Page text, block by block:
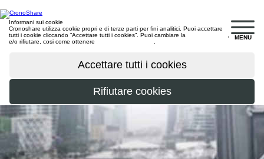
MENU
Informani sui cookie
Cronoshare utilizza cookie propri e di terze parti per fini analitici. Puoi accettare
tutti i cookie cliccando “Accettare tutti i cookies”. Puoi cambiare la
e/o rifiutare, cosi come ottenere